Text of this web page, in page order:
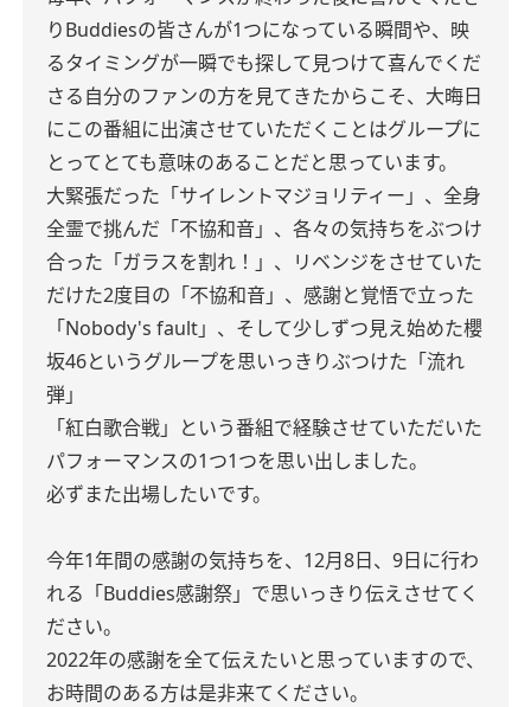
りBuddiesの皆さんが1つになっている瞬間や、映
るタイミングが一瞬でも探して見つけて喜んでくだ
さる自分のファンの方を見てきたからこそ、大晦日
にこの番組に出演させていただくことはグループに
とってとても意味のあることだと思っています。
大緊張だった「サイレントマジョリティー」、全身
全霊で挑んだ「不協和音」、各々の気持ちをぶつけ
合った「ガラスを割れ！」、リベンジをさせていた
だけた2度目の「不協和音」、感謝と覚悟で立った
「Nobody's fault」、そして少しずつ見え始めた櫻
坂46というグループを思いっきりぶつけた「流れ
弾」
「紅白歌合戦」という番組で経験させていただいた
パフォーマンスの1つ1つを思い出しました。
必ずまた出場したいです。
今年1年間の感謝の気持ちを、12月8日、9日に行わ
れる「Buddies感謝祭」で思いっきり伝えさせてく
ださい。
2022年の感謝を全て伝えたいと思っていますので、
お時間のある方は是非来てください。